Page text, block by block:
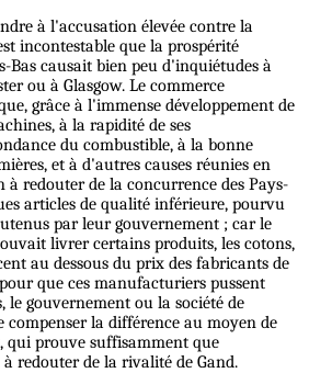
à l'accusation élevée contre la
incontestable que la prospérité
Bas causait bien peu d'inquiétudes à
ou à Glasgow. Le commerce
grâce à l'immense développement de
à la rapidité de ses
du combustible, à la bonne
et à d'autres causes réunies en
redouter de la concurrence des Pays-
articles de qualité inférieure, pourvu
par leur gouvernement ; car le
livrer certains produits, les cotons,
au dessous du prix des fabricants de
que ces manufacturiers pussent
le gouvernement ou la société de
compenser la différence au moyen de
qui prouve suffisamment que
redouter de la rivalité de Gand.